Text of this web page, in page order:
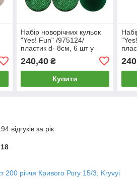
Набір новорічних кульок
"Yes! Fun" /975124/
пластик d- 8см, 6 шт у
240,40₴
Купити
відгуків за рік
200 річчя Кривого Рогу 15/3, Kryvyi